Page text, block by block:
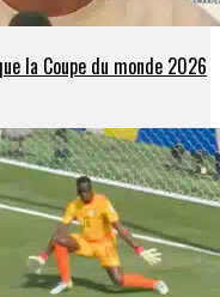
la Coupe du monde 2026